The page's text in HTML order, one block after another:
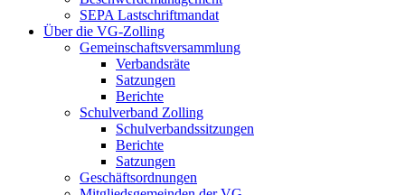
SEPA Lastschriftmandat
Über die VG-Zolling
Gemeinschaftsversammlung
Verbandsräte
Satzungen
Berichte
Schulverband Zolling
Schulverbandssitzungen
Berichte
Satzungen
Geschäftsordnungen